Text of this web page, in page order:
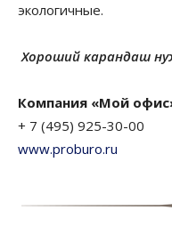
экологичные.
Хороший карандаш
Компания «Мой
+ 7 (495) 925-30-00
www.proburo.ru